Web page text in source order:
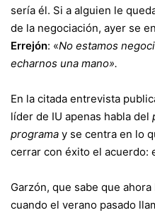
sería él. Si a alguien le
de la negociación, ayer se
Errejón: «No estamos
echarnos una mano».
En la citada entrevista
líder de IU apenas habla del
programa y se centra en lo
cerrar con éxito el acuerdo:
Garzón, que sabe que
cuando el verano pasado